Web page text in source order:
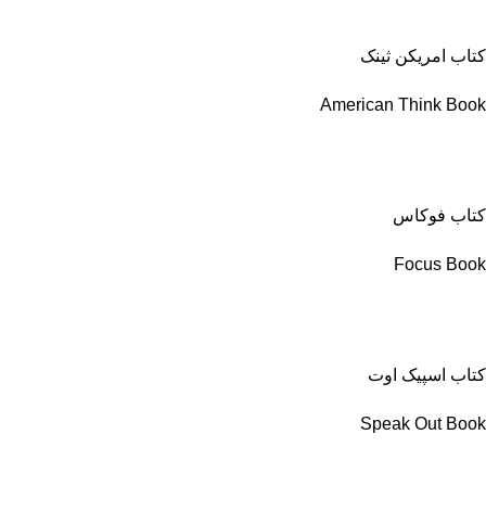
کتاب امریکن ثینک
American Think Book
کتاب فوکاس
Focus Book
کتاب اسپیک اوت
Speak Out Book